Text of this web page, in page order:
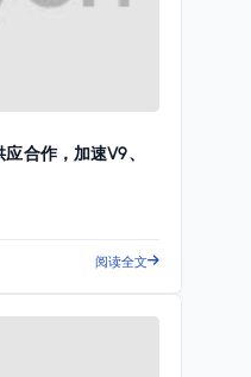
合作，加速V9、
阅读全文